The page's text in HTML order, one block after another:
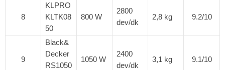
8
KLPRO
KLTK08
50
800 W
2800
dev/dk
2,8 kg 9.2/10
9
Black&
Decker
RS1050
1050 W
2400
dev/dk
3,1 kg 9.1/10